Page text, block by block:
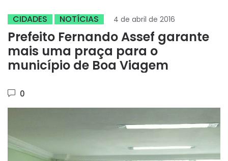
CIDADES NOTÍCIAS 4 de abril de 2016
Prefeito Fernando Assef garante
mais uma praça para o
município de Boa Viagem
0